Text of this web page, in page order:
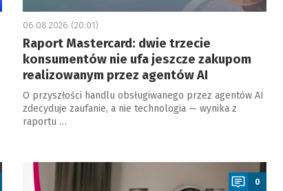
06.08.2026 (20:01)
Raport Mastercard: dwie trzecie
konsumentów nie ufa jeszcze zakupom
realizowanym przez agentów AI
O przyszłości handlu obsługiwanego przez agentów AI
zdecyduje zaufanie, a nie technologia — wynika z
raportu …
0